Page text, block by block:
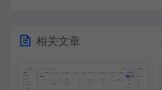
相关文章